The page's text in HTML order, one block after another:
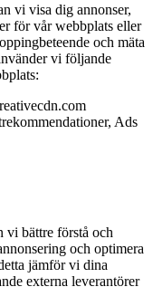
vi visa dig annonser,
för vår webbplats eller
och mäta
vi följande
Ads
vi bättre förstå och
och optimera
jämför vi dina
externa leverantörer